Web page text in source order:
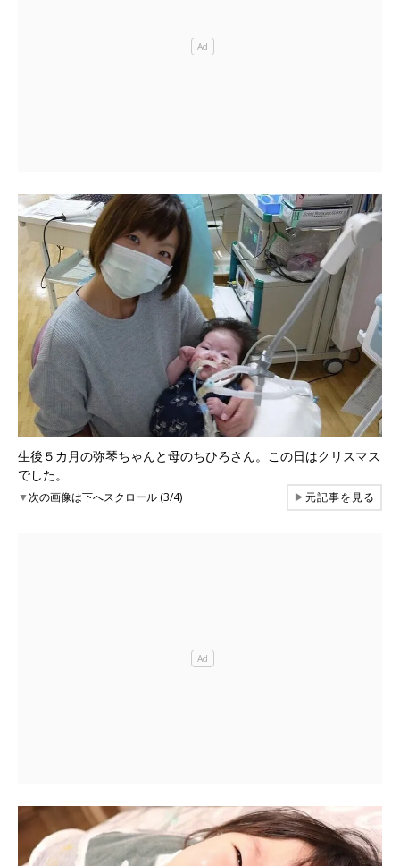
生後５カ月の弥琴ちゃんと母のちひろさん。この日はクリスマス
でした。
▼次の画像は下へスクロール (3/4) ▶元記事を見る